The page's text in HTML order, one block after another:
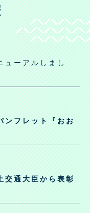
ューアルしまし
ンフレット『おお
交通大臣から表彰